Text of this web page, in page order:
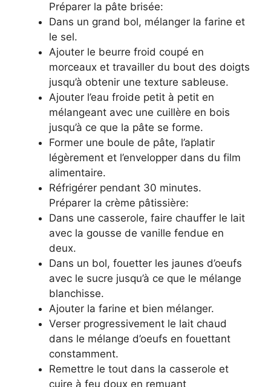
Préparer la pâte brisée:
Dans un grand bol, mélanger la farine et
le sel.
Ajouter le beurre froid coupé en
morceaux et travailler du bout des doigts
jusqu’à obtenir une texture sableuse.
Ajouter l’eau froide petit à petit en
mélangeant avec une cuillère en bois
jusqu’à ce que la pâte se forme.
Former une boule de pâte, l’aplatir
légèrement et l’envelopper dans du film
alimentaire.
Réfrigérer pendant 30 minutes.
Préparer la crème pâtissière:
Dans une casserole, faire chauffer le lait
avec la gousse de vanille fendue en
deux.
Dans un bol, fouetter les jaunes d’oeufs
avec le sucre jusqu’à ce que le mélange
blanchisse.
Ajouter la farine et bien mélanger.
Verser progressivement le lait chaud
dans le mélange d’oeufs en fouettant
constamment.
Remettre le tout dans la casserole et
cuire à feu doux en remuant